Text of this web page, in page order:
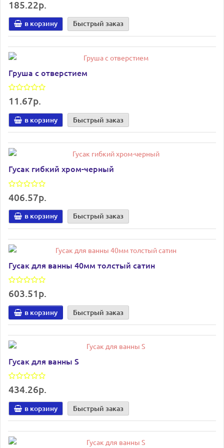
185.22р.
в корзину Быстрый заказ
Груша с отверстием
11.67р.
в корзину Быстрый заказ
Гусак гибкий хром-черный
406.57р.
в корзину Быстрый заказ
Гусак для ванны 40мм толстый сатин
603.51р.
в корзину Быстрый заказ
Гусак для ванны S
434.26р.
в корзину Быстрый заказ